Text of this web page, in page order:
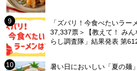
「ズバリ！今食べたいラー
37,337票＞【教えて！ み
らし調査隊」結果発表 第
暑い日においしい「夏の麺